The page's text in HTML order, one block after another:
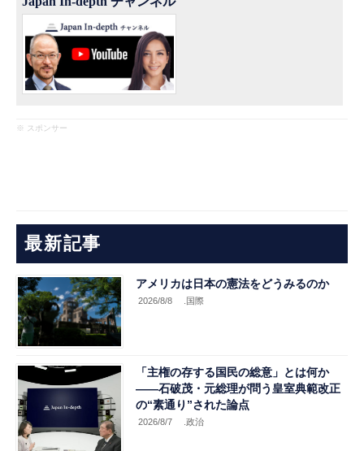
※ スポンサー
最新記事
アメリカは日本の憲法をどうみるのか
2026/8/8 .国際
「主権の存する国民の総意」とは何か
――石破茂・元総理が問う皇室典範改正
の“素通り”された論点
2026/8/7 .政治